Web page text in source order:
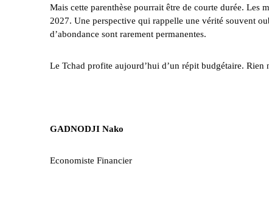
Mais cette parenthèse pourrait être de courte durée. Les
2027. Une perspective qui rappelle une vérité souvent
d’abondance sont rarement permanentes.
Le Tchad profite aujourd’hui d’un répit budgétaire.
GADNODJI Nako
Economiste Financier